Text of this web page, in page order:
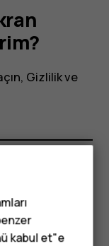
Gizlilik ve
kabul et"e